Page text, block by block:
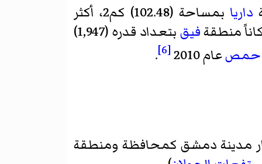
داريا
بمساحة (102.48) كم2، أكثر
فيق
بتعداد قدره (1,947)
حمصعام 2010 [6]
.
مدينة دمشق كمحافظة ومنطقة